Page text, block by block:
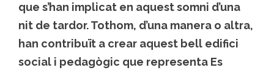
que s’han implicat en aquest somni d’una
nit de tardor. Tothom, d’una manera o altra,
han contribuït a crear aquest bell edifici
social i pedagògic que representa Es